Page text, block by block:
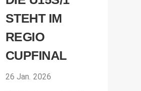
STEHT IM
REGIO
CUPFINAL
26 Jan. 2026